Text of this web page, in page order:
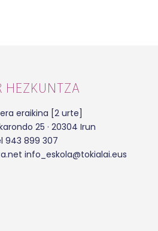
HEZKUNTZA
eraikina [2 urte]
25 · 20304 Irun
943 899 307
info_eskola@tokialai.eus